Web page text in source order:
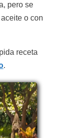
pero se
o con
receta
.